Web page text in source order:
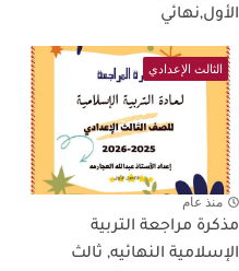
الأول,نهائي
الثالث الإعدادي
منذ عام
مذكرة مراجعة التربية
الإسلامية النهائيه, ثالث